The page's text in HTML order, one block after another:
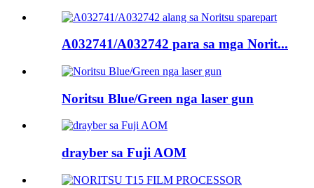
A032741/A032742 para sa mga Norit...
Noritsu Blue/Green nga laser gun
drayber sa Fuji AOM